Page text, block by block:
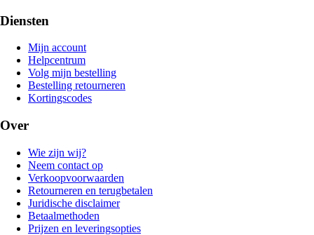
Diensten
Mijn account
Helpcentrum
Volg mijn bestelling
Bestelling retourneren
Kortingscodes
Over
Wie zijn wij?
Neem contact op
Verkoopvoorwaarden
Retourneren en terugbetalen
Juridische disclaimer
Betaalmethoden
Prijzen en leveringsopties